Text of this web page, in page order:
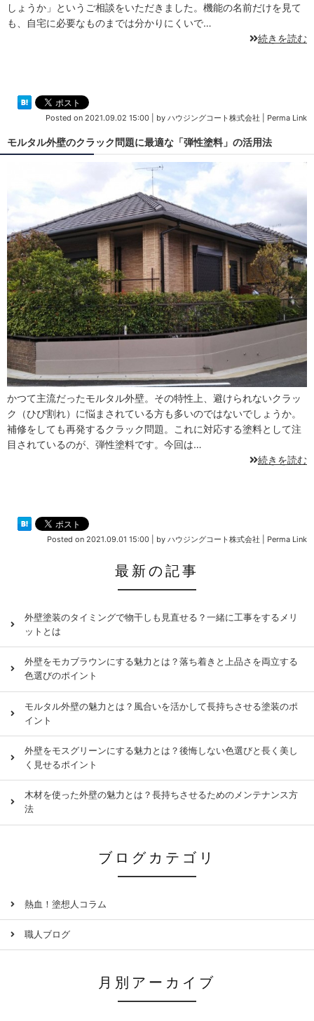
しょうか」というご相談をいただきました。機能の名前だけを見て
も、自宅に必要なものまでは分かりにくいで…
続きを読む
Posted on 2021.09.02 15:00 by ハウジングコート株式会社 Perma Link
モルタル外壁のクラック問題に最適な「弾性塗料」の活用法
かつて主流だったモルタル外壁。その特性上、避けられないクラッ
ク（ひび割れ）に悩まされている方も多いのではないでしょうか。
補修をしても再発するクラック問題。これに対応する塗料として注
目されているのが、弾性塗料です。今回は…
続きを読む
Posted on 2021.09.01 15:00 by ハウジングコート株式会社 Perma Link
最新の記事
外壁塗装のタイミングで物干しも見直せる？一緒に工事をするメリ
ットとは
外壁をモカブラウンにする魅力とは？落ち着きと上品さを両立する
色選びのポイント
モルタル外壁の魅力とは？風合いを活かして長持ちさせる塗装のポ
イント
外壁をモスグリーンにする魅力とは？後悔しない色選びと長く美し
く見せるポイント
木材を使った外壁の魅力とは？長持ちさせるためのメンテナンス方
法
ブログカテゴリ
熱血！塗想人コラム
職人ブログ
月別アーカイブ